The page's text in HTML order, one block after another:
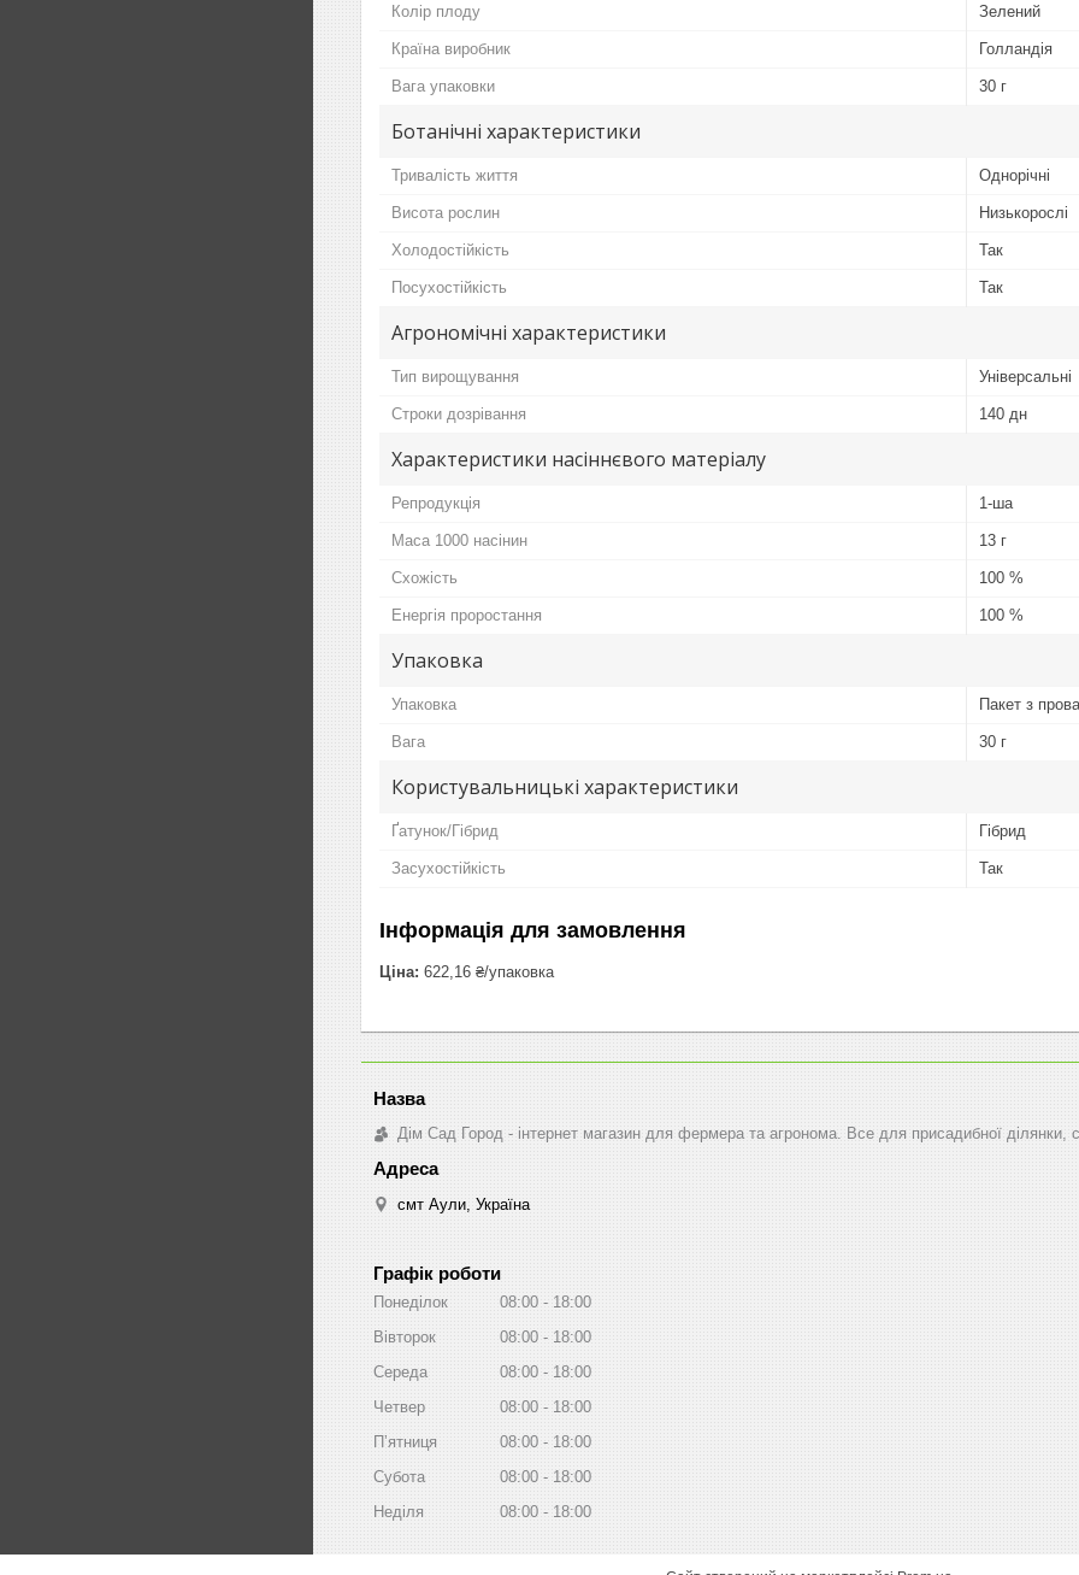
Колір плоду Зелений
Країна виробник Голландія
Вага упаковки 30 г
Ботанічні характеристики
Тривалість життя Однорічні
Висота рослин Низькорослі
Холодостійкість Так
Посухостійкість Так
Агрономічні характеристики
Тип вирощування Універсальні
Строки дозрівання 140 дн
Характеристики насіннєвого матеріалу
Репродукція 1-ша
Маса 1000 насінин 13 г
Схожість 100 %
Енергія проростання 100 %
Упаковка
Упаковка Пакет з
Вага 30 г
Користувальницькі характеристики
Ґатунок/Гібрид Гібрид
Засухостійкість Так
Інформація для замовлення
Ціна: 622,16 ₴/упаковка
Дім Сад Город - інтернет магазин для фермера та агронома. Все для присадибної ділянки,
смт Аули, Україна
Графік роботи
Понеділок 08:00
18:00
Вівторок
08:00
18:00
Середа
08:00
18:00
Четвер
08:00
18:00
Пʼятниця
08:00
18:00
Субота
08:00
18:00
Неділя
08:00 18:00